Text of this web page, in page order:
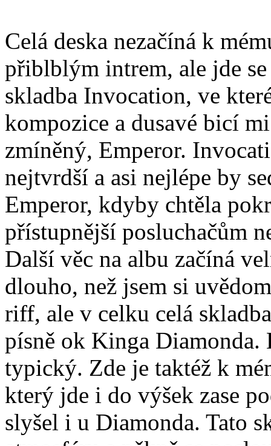
Celá deska nezačíná k
přiblblým intrem, ale jde
skladba Invocation, ve
kompozice a dusavé bicí
zmíněný, Emperor.
nejtvrdší a asi nejlépe by
Emperor, kdyby chtěla
přístupnější posluchačům
Další věc na albu začíná
dlouho, než jsem si
riff, ale v celku celá
písně ok Kinga
typický. Zde je taktéž k
který jde i do výšek zase
slyšel i u Diamonda. Tato